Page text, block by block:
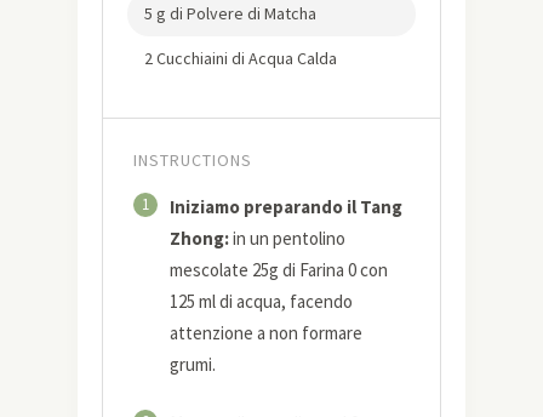
5 g di Polvere di Matcha
2 Cucchiaini di Acqua Calda
INSTRUCTIONS
1
Iniziamo preparando il Tang
Zhong:in un pentolino
mescolate 25g di Farina 0 con
125 ml di acqua, facendo
attenzione a non formare
grumi.